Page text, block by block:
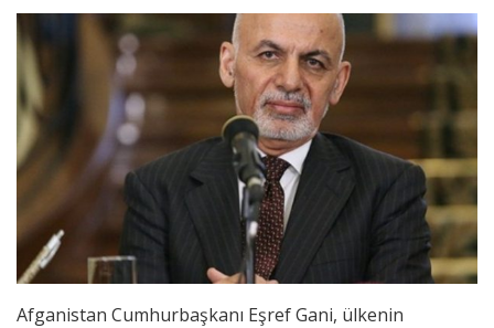
Afganistan Cumhurbaşkanı Eşref Gani, ülkenin